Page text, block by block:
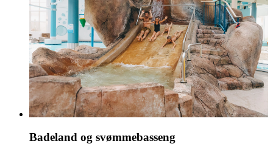
Badeland og svømmebasseng